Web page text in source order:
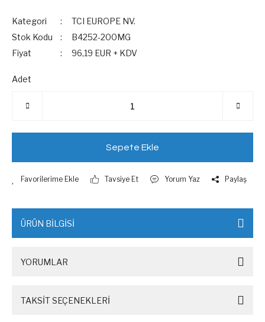
Kategori
TCI EUROPE NV.
Stok Kodu
B4252-200MG
Fiyat
96,19 EUR + KDV
Adet
Sepete Ekle
Tavsiye Et Yorum Yaz Paylaş
ÜRÜN BİLGİSİ
YORUMLAR
TAKSİT SEÇENEKLERİ